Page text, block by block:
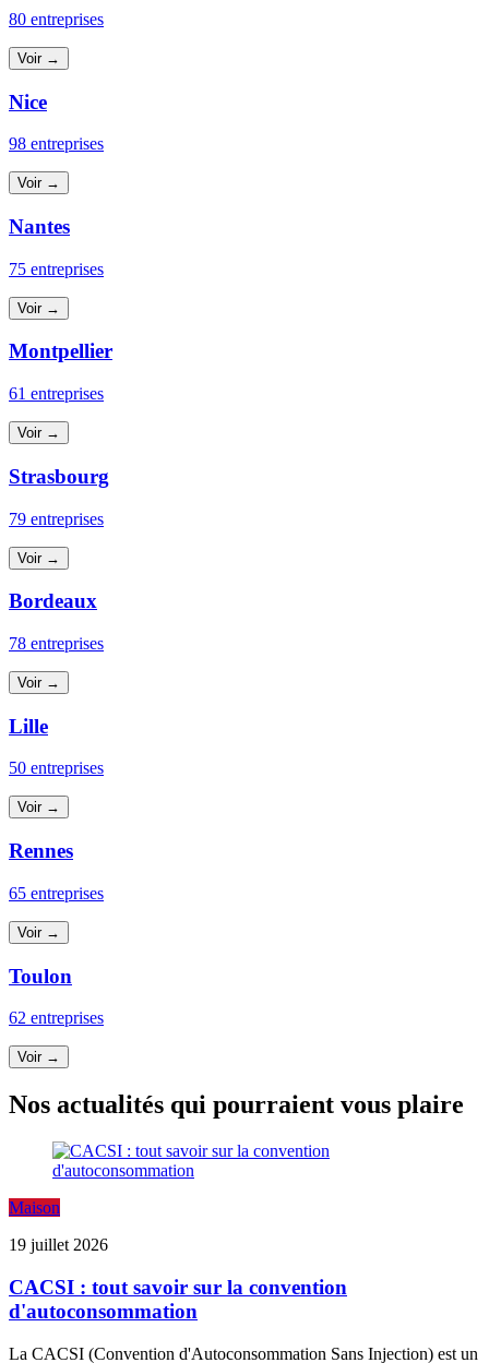
80 entreprises
Voir →
Nice
98 entreprises
Voir →
Nantes
75 entreprises
Voir →
Montpellier
61 entreprises
Voir →
Strasbourg
79 entreprises
Voir →
Bordeaux
78 entreprises
Voir →
Lille
50 entreprises
Voir →
Rennes
65 entreprises
Voir →
Toulon
62 entreprises
Voir →
Nos actualités qui pourraient vous plaire
Maison
19 juillet 2026
CACSI : tout savoir sur la convention
d'autoconsommation
La CACSI (Convention d'Autoconsommation Sans Injection) est un